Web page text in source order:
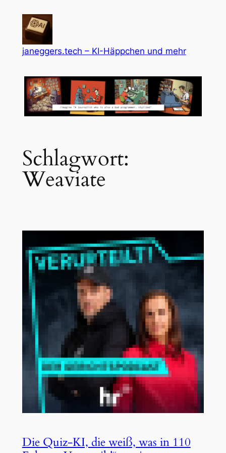
springen
janeggers.tech – KI-Häppchen und mehr
Schlagwort:
Weaviate
Die Quiz-KI, die weiß, was in 110